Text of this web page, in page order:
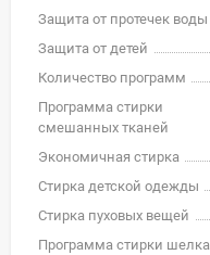
Защита от протечек воды
Защита от детей
Количество программ
Программа стирки
смешанных тканей
Экономичная стирка
Стирка детской одежды
Стирка пуховых вещей
Программа стирки шелка